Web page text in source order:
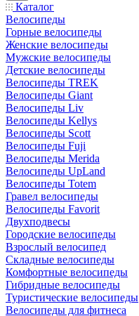
Каталог
Велосипеды
Горные велосипеды
Женские велосипеды
Мужские велосипеды
Детские велосипеды
Велосипеды TREK
Велосипеды Giant
Велосипеды Liv
Велосипеды Kellys
Велосипеды Scott
Велосипеды Fuji
Велосипеды Merida
Велосипеды UpLand
Велосипеды Totem
Гравел велосипеды
Велосипеды Favorit
Двухподвесы
Городские велосипеды
Взрослый велосипед
Складные велосипеды
Комфортные велосипеды
Гибридные велосипеды
Туристические велосипеды
Велосипеды для фитнеса